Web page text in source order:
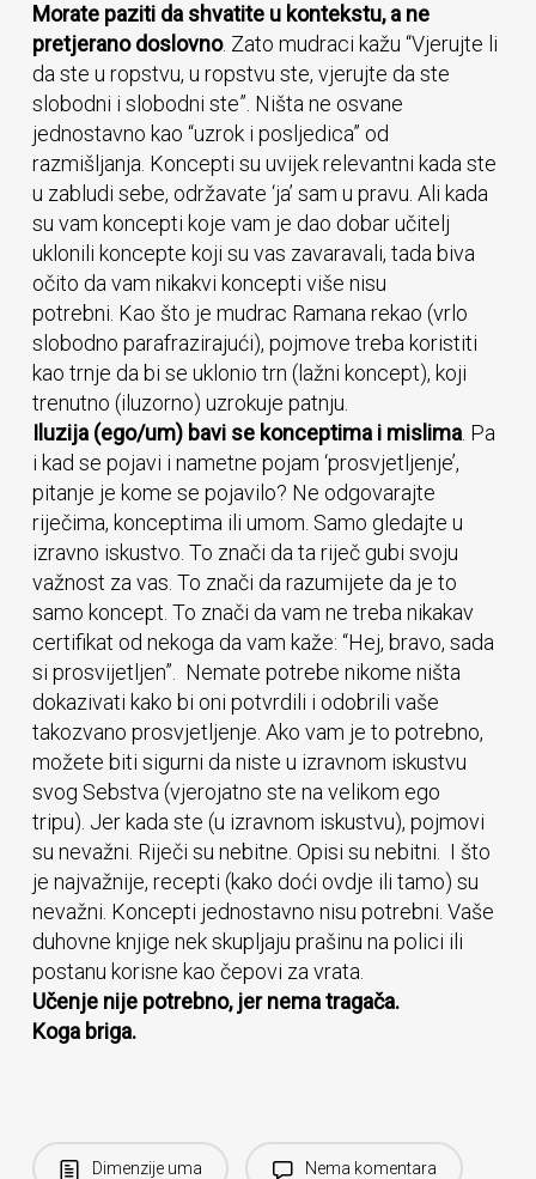
Morate paziti da shvatite u kontekstu, a ne
pretjerano doslovno. Zato mudraci kažu “Vjerujte li
da ste u ropstvu, u ropstvu ste, vjerujte da ste
slobodni i slobodni ste”. Ništa ne osvane
jednostavno kao “uzrok i posljedica” od
razmišljanja. Koncepti su uvijek relevantni kada ste
u zabludi sebe, održavate ‘ja’ sam u pravu. Ali kada
su vam koncepti koje vam je dao dobar učitelj
uklonili koncepte koji su vas zavaravali, tada biva
očito da vam nikakvi koncepti više nisu
potrebni. Kao što je mudrac Ramana rekao (vrlo
slobodno parafrazirajući), pojmove treba koristiti
kao trnje da bi se uklonio trn (lažni koncept), koji
trenutno (iluzorno) uzrokuje patnju.
Iluzija (ego/um) bavi se konceptima i mislima. Pa
i kad se pojavi i nametne pojam ‘prosvjetljenje’,
pitanje je kome se pojavilo? Ne odgovarajte
riječima, konceptima ili umom. Samo gledajte u
izravno iskustvo. To znači da ta riječ gubi svoju
važnost za vas. To znači da razumijete da je to
samo koncept. To znači da vam ne treba nikakav
certifikat od nekoga da vam kaže: “Hej, bravo, sada
si prosvijetljen”. Nemate potrebe nikome ništa
dokazivati ​​kako bi oni potvrdili i odobrili vaše
takozvano prosvjetljenje. Ako vam je to potrebno,
možete biti sigurni da niste u izravnom iskustvu
svog Sebstva (vjerojatno ste na velikom ego
tripu). Jer kada ste (u izravnom iskustvu), pojmovi
su nevažni. Riječi su nebitne. Opisi su nebitni. I što
je najvažnije, recepti (kako doći ovdje ili tamo) su
nevažni. Koncepti jednostavno nisu potrebni. Vaše
duhovne knjige nek skupljaju prašinu na polici ili
postanu korisne kao čepovi za vrata.
Učenje nije potrebno, jer nema tragača.
Koga briga.
Dimenzije uma Nema komentara